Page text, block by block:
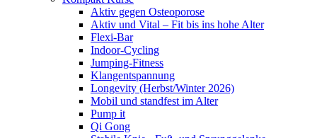
Aktiv gegen Osteoporose
Aktiv und Vital – Fit bis ins hohe Alter
Flexi-Bar
Indoor-Cycling
Jumping-Fitness
Klangentspannung
Longevity (Herbst/Winter 2026)
Mobil und standfest im Alter
Pump it
Qi Gong